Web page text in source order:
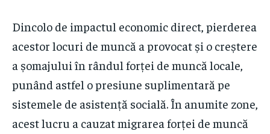
Dincolo de impactul economic direct, pierderea
acestor locuri de muncă a provocat și o creștere
a șomajului în rândul forței de muncă locale,
punând astfel o presiune suplimentară pe
sistemele de asistență socială. În anumite zone,
acest lucru a cauzat migrarea forței de muncă